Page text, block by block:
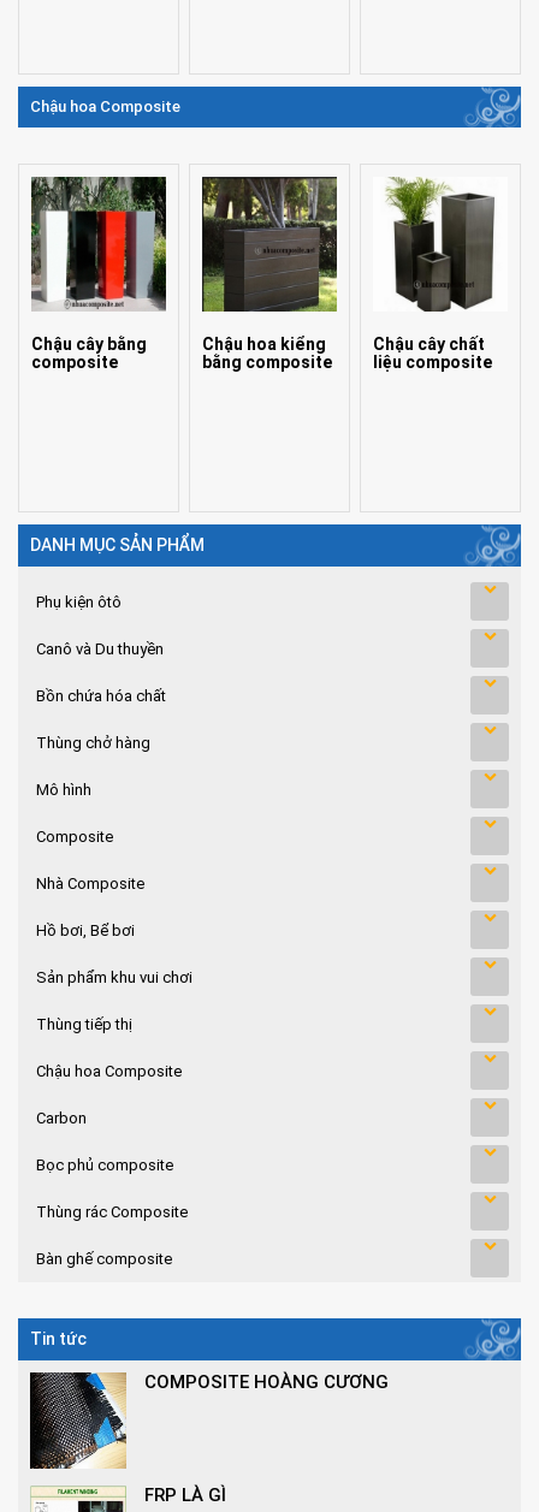
Chậu hoa Composite
Chậu cây bằng
composite
Chậu hoa kiểng
bằng composite
Chậu cây chất
liệu composite
DANH MỤC SẢN PHẨM
Phụ kiện ôtô
Canô và Du thuyền
Bồn chứa hóa chất
Thùng chở hàng
Mô hình
Composite
Nhà Composite
Hồ bơi, Bể bơi
Sản phẩm khu vui chơi
Thùng tiếp thị
Chậu hoa Composite
Carbon
Bọc phủ composite
Thùng rác Composite
Bàn ghế composite
Tin tức
COMPOSITE HOÀNG CƯƠNG
FRP LÀ GÌ